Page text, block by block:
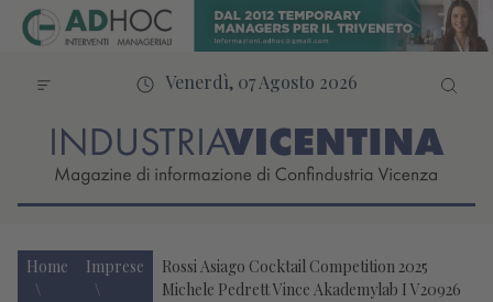
Venerdì, 07 Agosto 2026
Home Imprese
Rossi Asiago Cocktail Competition 2025
Michele Pedrett Vince Akademylab I V20926